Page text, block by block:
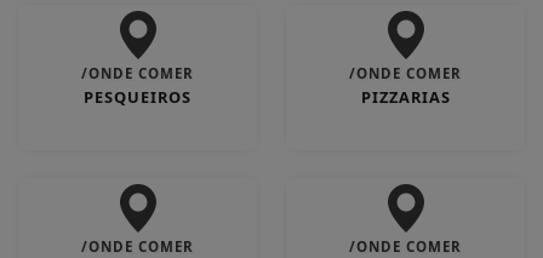
/ONDE COMER
PESQUEIROS
/ONDE COMER
PIZZARIAS
/ONDE COMER /ONDE COMER